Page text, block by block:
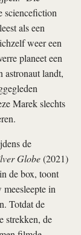
sciencefiction
als een
weer een
planeet een
astronaut landt,
Marek slechts
de
Globe(2021)
de box, toont
in
Totdat de
strekken, de